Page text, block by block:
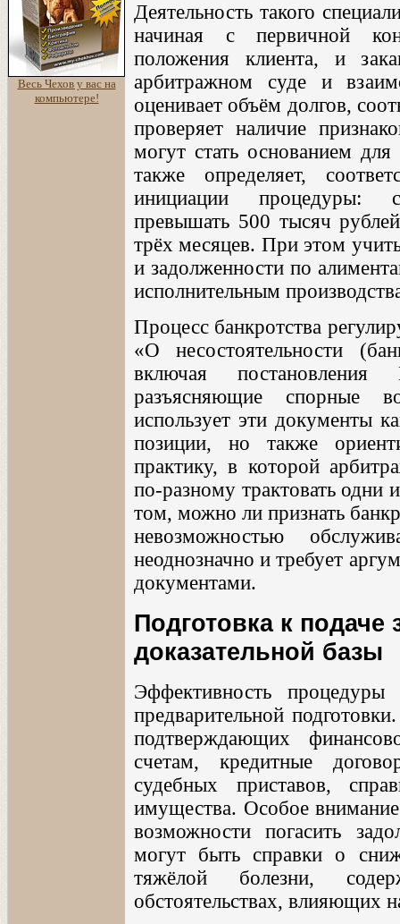
Весь Чехов у вас на
компьютере!
Деятельность такого
начиная с первичной
положения клиента, и
арбитражном суде и
оценивает объём долгов,
проверяет наличие
могут стать основанием
также определяет,
инициации процедуры:
превышать 500 тысяч
трёх месяцев. При этом
и задолженности по
исполнительным
Процесс банкротства
«О несостоятельности
включая
разъясняющие спорные
использует эти документы
позиции, но также
практику, в которой
по-разному трактовать
том, можно ли признать
невозможностью
неоднозначно и требует
документами.
Подготовка к подаче
доказательной базы
Эффективность
предварительной
подтверждающих
счетам, кредитные
судебных приставов,
имущества. Особое внимание
возможности погасить
могут быть справки о
тяжёлой болезни,
обстоятельствах, влияющих